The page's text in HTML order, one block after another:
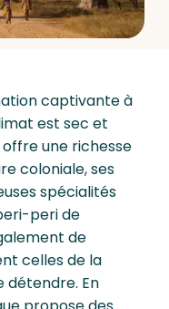
captivante à
est sec et
une richesse
coloniale, ses
spécialités
peri de
de
celles de la
détendre. En